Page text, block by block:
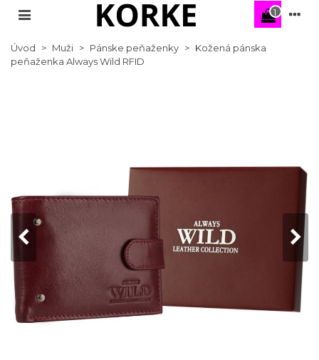
1
Úvod > Muži > Pánske peňaženky > Kožená pánska
peňaženka Always Wild RFID